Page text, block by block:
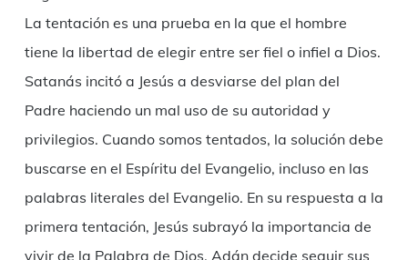
La tentación es una prueba en la que el hombre
tiene la libertad de elegir entre ser fiel o infiel a Dios.
Satanás incitó a Jesús a desviarse del plan del
Padre haciendo un mal uso de su autoridad y
privilegios. Cuando somos tentados, la solución debe
buscarse en el Espíritu del Evangelio, incluso en las
palabras literales del Evangelio. En su respuesta a la
primera tentación, Jesús subrayó la importancia de
vivir de la Palabra de Dios. Adán decide seguir sus